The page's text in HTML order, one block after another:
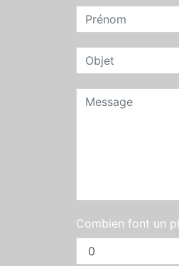
Combien font un